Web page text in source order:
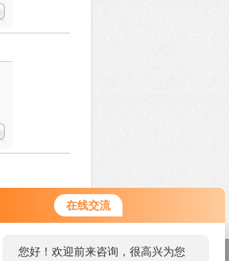
在线交流
您好！欢迎前来咨询，很高兴为您
产品中心 联系我们